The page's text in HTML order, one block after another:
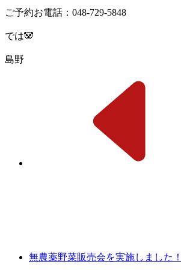
ご予約お電話：048-729-5848
では🐼
島野
無農薬野菜販売会を実施しました！